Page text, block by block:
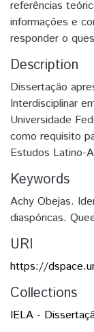
referências
informações e
responder o
Description
Dissertação
Interdisciplinar
Universidade
como requisito
Estudos Latino-
Keywords
Achy Obejas.
diaspóricas.
URI
https://
Collections
IELA -